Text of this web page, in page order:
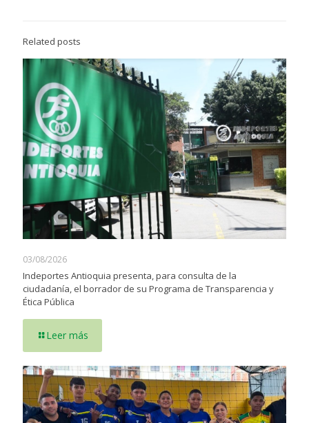
Related posts
03/08/2026
Indeportes Antioquia presenta, para consulta de la
ciudadanía, el borrador de su Programa de Transparencia y
Ética Pública
Leer más